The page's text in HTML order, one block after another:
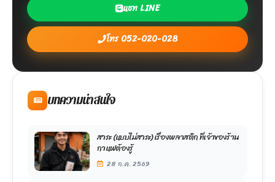
แชท LINE
โทร 052-020-028
บทความน่าสนใจ
สาระ (แบบไม่สาระ) เรื่องพลาสติก ที่เจ้าของร้าน
กาแฟต้องรู้
28 ก.ค. 2569